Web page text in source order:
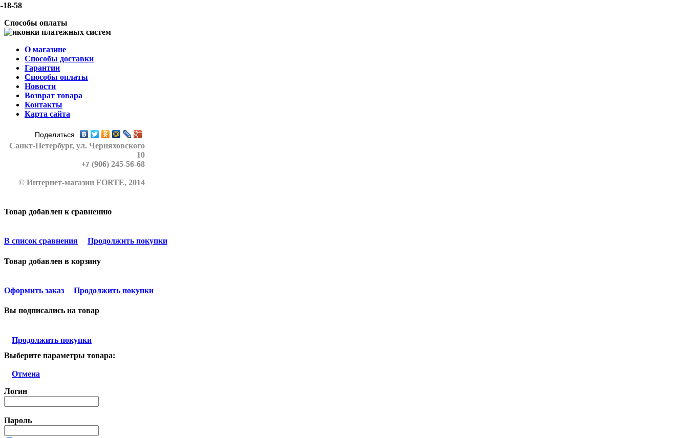
18-58
Способы оплаты
О магазине
Способы доставки
Гарантии
Способы оплаты
Новости
Возврат товара
Контакты
Карта сайта
Поделиться
Санкт-Петербург, ул. Черняховского
10
+7 (906) 245-56-68
© Интернет-магазин FORTE, 2014
Товар добавлен к сравнению
В список сравнения Продолжить покупки
Товар добавлен в корзину
Оформить заказ Продолжить покупки
Вы подписались на товар
Продолжить покупки
Выберите параметры товара:
Отмена
Логин
Пароль